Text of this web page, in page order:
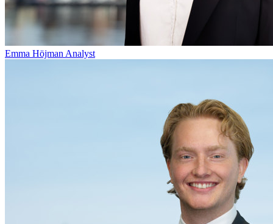
Emma Höjman Analyst